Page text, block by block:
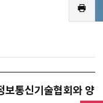
인
쇄
보통신기술협회와 양